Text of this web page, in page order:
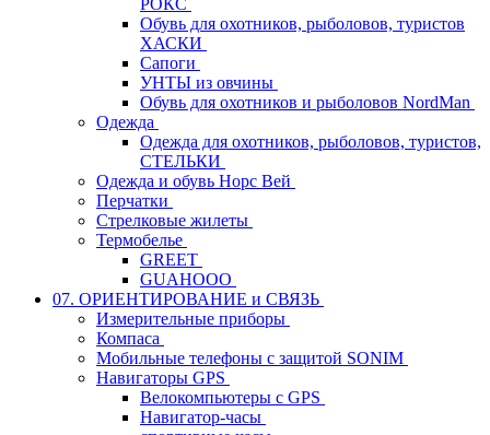
РОКС
Обувь для охотников, рыболовов, туристов
ХАСКИ
Сапоги
УНТЫ из овчины
Обувь для охотников и рыболовов NordMan
Одежда
Одежда для охотников, рыболовов, туристов,
СТЕЛЬКИ
Одежда и обувь Норс Вей
Перчатки
Стрелковые жилеты
Термобелье
GREET
GUAHOOO
07. ОРИЕНТИРОВАНИЕ и СВЯЗЬ
Измерительные приборы
Компаса
Мобильные телефоны с защитой SONIM
Навигаторы GPS
Велокомпьютеры с GPS
Навигатор-часы